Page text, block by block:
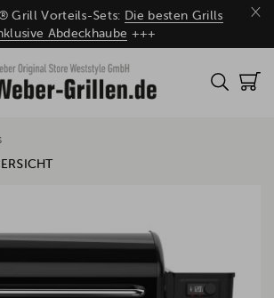
×
Grill Vorteils-Sets: Die besten Grills
Abdeckhaube +++